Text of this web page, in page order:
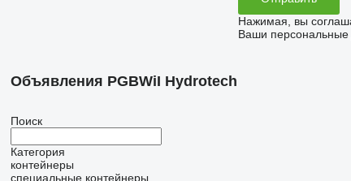
Нажимая, вы
Ваши персональные
Объявления PGBWiI Hydrotech
Поиск
Категория
контейнеры
специальные контейнеры